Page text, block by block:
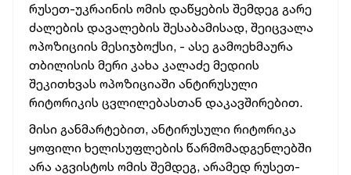
რუსეთ-უკრაინის ომის დაწყების შემდეგ გარე
ძალების დავალების შესაბამისად, შეიცვალა
ოპოზიციის მესიჯბოქსი, - ასე გამოეხმაურა
თბილისის მერი კახა კალაძე მედიის
შეკითხვას ოპოზიციაში ანტირუსული
რიტორიკის ცვლილებასთან დაკავშირებით.
მისი განმარტებით, ანტირუსული რიტორიკა
ყოფილი ხელისუფლების წარმომადგენლებში
არა აგვისტოს ომის შემდეგ, არამედ რუსეთ-